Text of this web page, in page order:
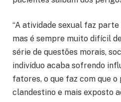
“A atividade sexual faz parte
mas é sempre muito difícil
série de questões morais,
indivíduo acaba sofrendo
fatores, o que faz com que
clandestino e mais exposto